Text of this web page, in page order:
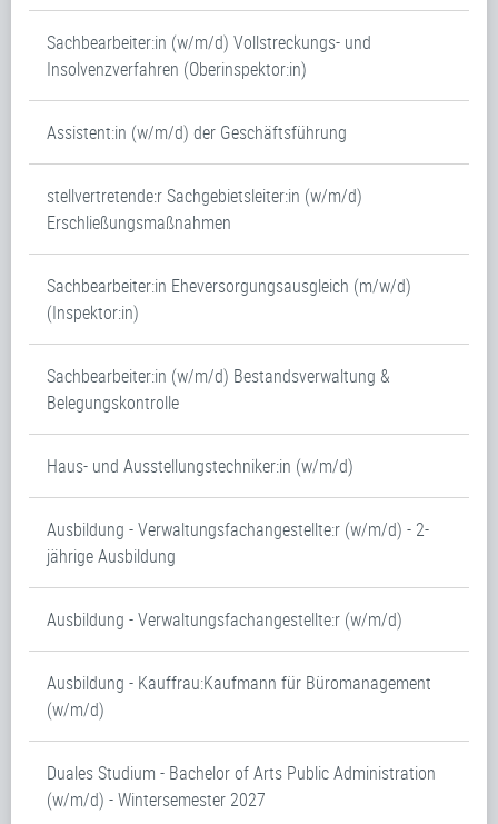
Sachbearbeiter:in (w/m/d) Vollstreckungs- und
Insolvenzverfahren (Oberinspektor:in)
Assistent:in (w/m/d) der Geschäftsführung
stellvertretende:r Sachgebietsleiter:in (w/m/d)
Erschließungsmaßnahmen
Sachbearbeiter:in Eheversorgungsausgleich (m/w/d)
(Inspektor:in)
Sachbearbeiter:in (w/m/d) Bestandsverwaltung &
Belegungskontrolle
Haus- und Ausstellungstechniker:in (w/m/d)
Ausbildung - Verwaltungsfachangestellte:r (w/m/d) - 2-
jährige Ausbildung
Ausbildung - Verwaltungsfachangestellte:r (w/m/d)
Ausbildung - Kauffrau:Kaufmann für Büromanagement
(w/m/d)
Duales Studium - Bachelor of Arts Public Administration
(w/m/d) - Wintersemester 2027